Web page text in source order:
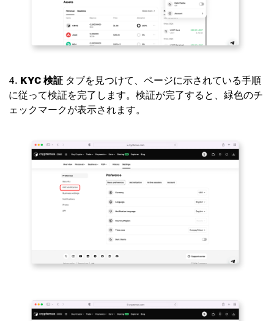
KYC 検証 タブを見つけて、ページに示されている手順
に従って検証を完了します。検証が完了すると、緑色のチ
ェックマークが表示されます。